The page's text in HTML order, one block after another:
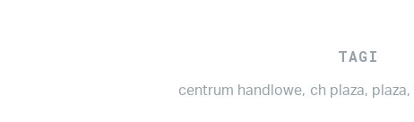
TAGI
centrum handlowe, ch plaza, plaza,